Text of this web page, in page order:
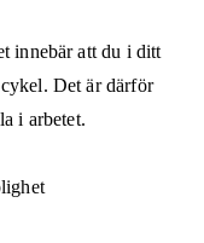
innebär att du i ditt
Det är därför
i arbetet.